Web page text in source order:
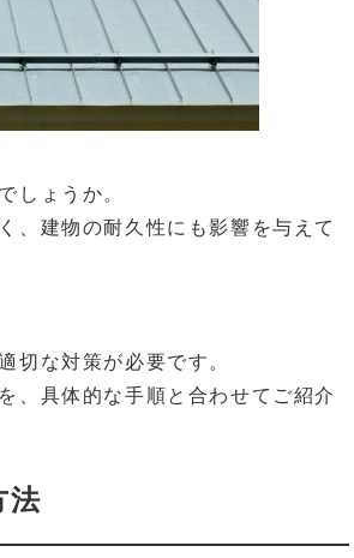
しょうか。
、建物の耐久性にも影響を与えて
切な対策が必要です。
、具体的な手順と合わせてご紹介
法